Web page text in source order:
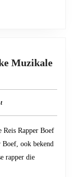
Muzikale
Rapper Boef
ook bekend
rapper die